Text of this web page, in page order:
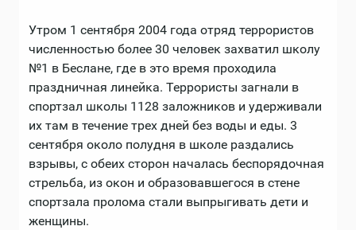
Утром 1 сентября 2004 года отряд террористов
численностью более 30 человек захватил школу
№1 в Беслане, где в это время проходила
праздничная линейка. Террористы загнали в
спортзал школы 1128 заложников и удерживали
их там в течение трех дней без воды и еды. 3
сентября около полудня в школе раздались
взрывы, с обеих сторон началась беспорядочная
стрельба, из окон и образовавшегося в стене
спортзала пролома стали выпрыгивать дети и
женщины.